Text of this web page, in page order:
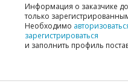
Информация о заказчике
только
Необходимо
зарегистрироваться
и заполнить профиль